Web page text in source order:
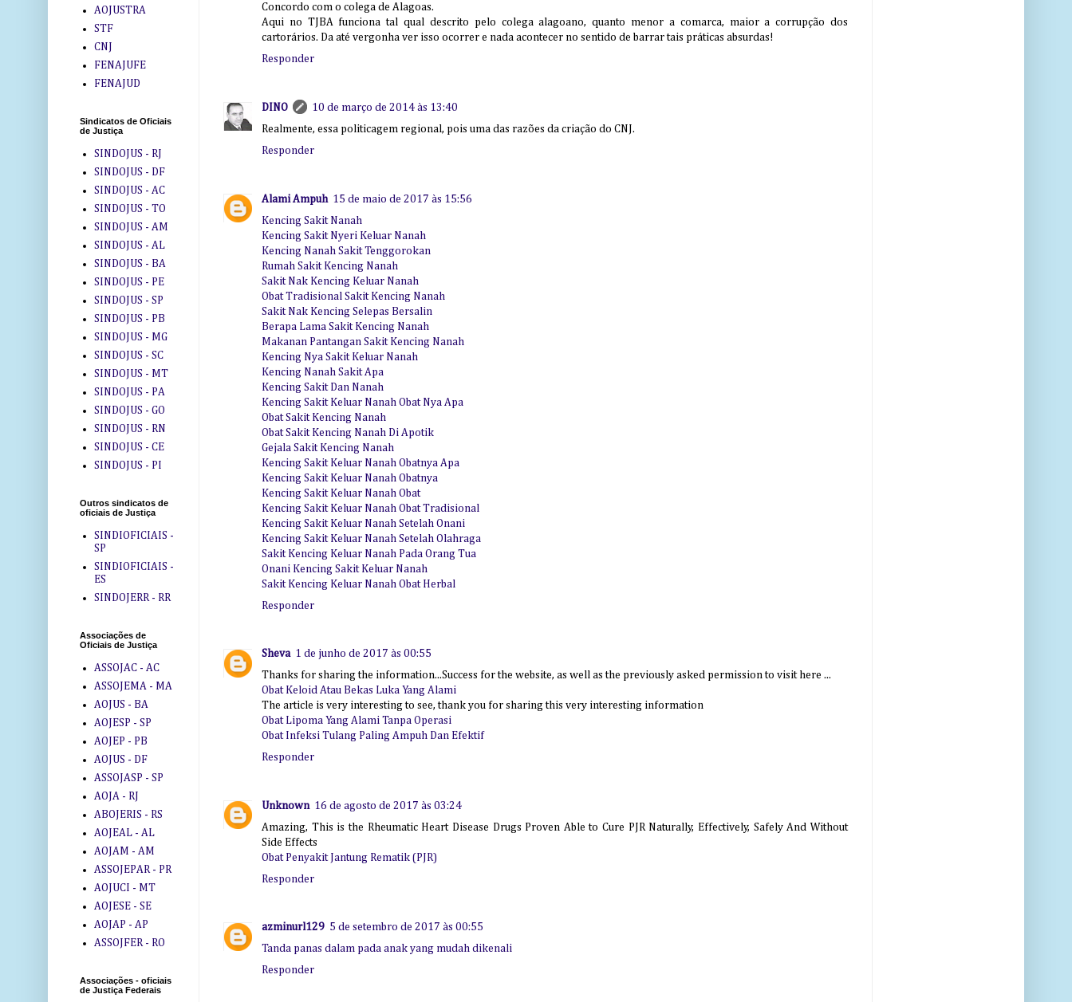
Concordo com o colega de Alagoas.
Aqui no TJBA funciona tal qual descrito pelo colega alagoano, quanto menor a comarca, maior a corrupção dos
cartorários. Da até vergonha ver isso ocorrer e nada acontecer no sentido de barrar tais práticas absurdas!
Responder
DINO
10 de março de 2014 às 13:40
Realmente, essa politicagem regional, pois uma das razões da criação do CNJ.
Responder
Alami Ampuh 15 de maio de 2017 às 15:56
Kencing Sakit Nanah
Kencing Sakit Nyeri Keluar Nanah
Kencing Nanah Sakit Tenggorokan
Rumah Sakit Kencing Nanah
Sakit Nak Kencing Keluar Nanah
Obat Tradisional Sakit Kencing Nanah
Sakit Nak Kencing Selepas Bersalin
Berapa Lama Sakit Kencing Nanah
Makanan Pantangan Sakit Kencing Nanah
Kencing Nya Sakit Keluar Nanah
Kencing Nanah Sakit Apa
Kencing Sakit Dan Nanah
Kencing Sakit Keluar Nanah Obat Nya Apa
Obat Sakit Kencing Nanah
Obat Sakit Kencing Nanah Di Apotik
Gejala Sakit Kencing Nanah
Kencing Sakit Keluar Nanah Obatnya Apa
Kencing Sakit Keluar Nanah Obatnya
Kencing Sakit Keluar Nanah Obat
Kencing Sakit Keluar Nanah Obat Tradisional
Kencing Sakit Keluar Nanah Setelah Onani
Kencing Sakit Keluar Nanah Setelah Olahraga
Sakit Kencing Keluar Nanah Pada Orang Tua
Onani Kencing Sakit Keluar Nanah
Sakit Kencing Keluar Nanah Obat Herbal
Responder
Sheva 1 de junho de 2017 às 00:55
Thanks for sharing the information...Success for the website, as well as the previously asked permission to visit here ...
Obat Keloid Atau Bekas Luka Yang Alami
The article is very interesting to see, thank you for sharing this very interesting information
Obat Lipoma Yang Alami Tanpa Operasi
Obat Infeksi Tulang Paling Ampuh Dan Efektif
Responder
Unknown 16 de agosto de 2017 às 03:24
Amazing, This is the Rheumatic Heart Disease Drugs Proven Able to Cure PJR Naturally, Effectively, Safely And Without
Side Effects
Obat Penyakit Jantung Rematik (PJR)
Responder
azminurl129 5 de setembro de 2017 às 00:55
Tanda panas dalam pada anak yang mudah dikenali
Responder
AOJUSTRA
STF
CNJ
FENAJUFE
FENAJUD
Sindicatos de Oficiais
de Justiça
SINDOJUS - RJ
SINDOJUS - DF
SINDOJUS - AC
SINDOJUS - TO
SINDOJUS - AM
SINDOJUS - AL
SINDOJUS - BA
SINDOJUS - PE
SINDOJUS - SP
SINDOJUS - PB
SINDOJUS - MG
SINDOJUS - SC
SINDOJUS - MT
SINDOJUS - PA
SINDOJUS - GO
SINDOJUS - RN
SINDOJUS - CE
SINDOJUS - PI
Outros sindicatos de
oficiais de Justiça
SINDIOFICIAIS -
SP
SINDIOFICIAIS -
ES
SINDOJERR - RR
Associações de
Oficiais de Justiça
ASSOJAC - AC
ASSOJEMA - MA
AOJUS - BA
AOJESP - SP
AOJEP - PB
AOJUS - DF
ASSOJASP - SP
AOJA - RJ
ABOJERIS - RS
AOJEAL - AL
AOJAM - AM
ASSOJEPAR - PR
AOJUCI - MT
AOJESE - SE
AOJAP - AP
ASSOJFER - RO
Associações - oficiais
de Justiça Federais